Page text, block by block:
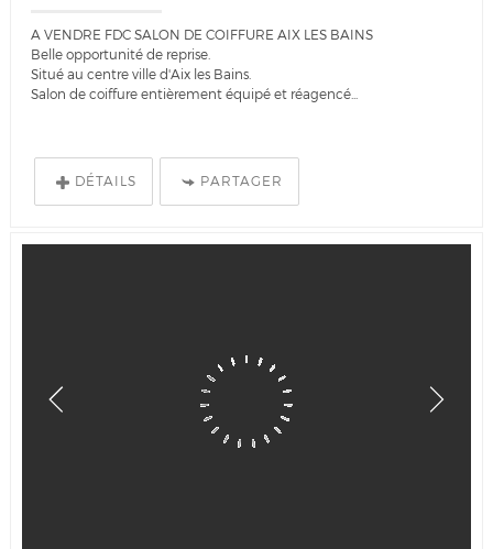
A VENDRE FDC SALON DE COIFFURE AIX LES BAINS
Belle opportunité de reprise.
Situé au centre ville d'Aix les Bains.
Salon de coiffure entièrement équipé et réagencé...
DÉTAILS PARTAGER